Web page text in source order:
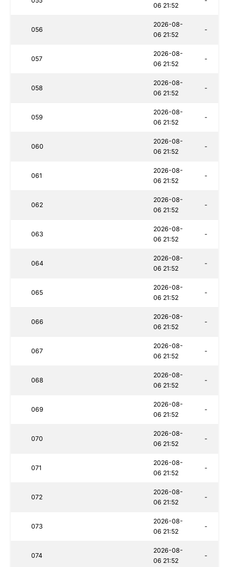
06 21:52
056
2026-08-
06 21:52
-
057
2026-08-
06 21:52
-
058
2026-08-
06 21:52
-
059
2026-08-
06 21:52
-
060
2026-08-
06 21:52
-
061
2026-08-
06 21:52
-
062
2026-08-
06 21:52
-
063
2026-08-
06 21:52
-
064
2026-08-
06 21:52
-
065
2026-08-
06 21:52
-
066
2026-08-
06 21:52
-
067
2026-08-
06 21:52
-
068
2026-08-
06 21:52
-
069
2026-08-
06 21:52
-
070
2026-08-
06 21:52
-
071
2026-08-
06 21:52
-
072
2026-08-
06 21:52
-
073
2026-08-
06 21:52
-
074
2026-08-
06 21:52
-